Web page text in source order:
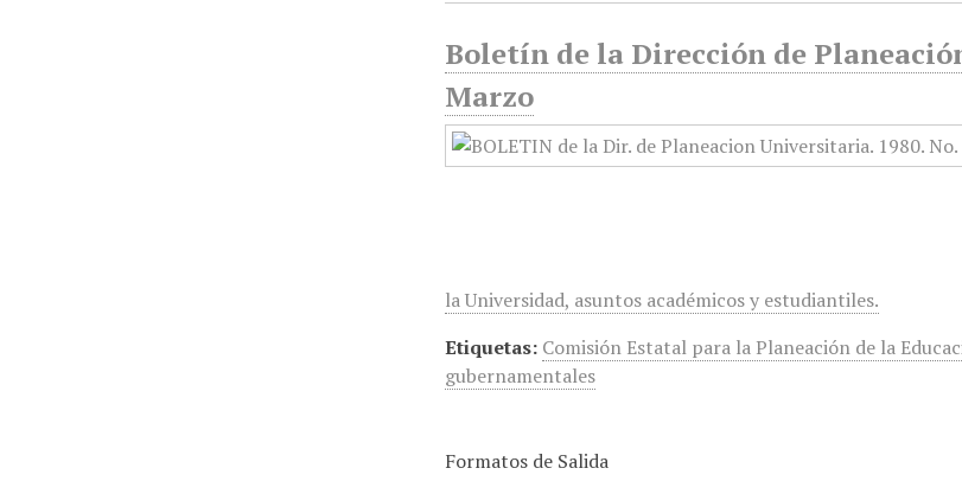
Boletín de la Dirección de
Marzo
la Universidad, asuntos académicos y estudiantiles.
Etiquetas: Comisión Estatal para la Planeación de la
gubernamentales
Formatos de Salida